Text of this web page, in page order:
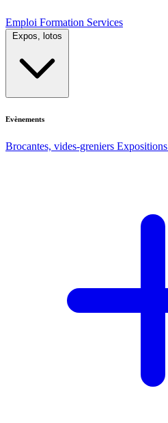
Emploi Formation Services
Expos, lotos
Evènements
Brocantes, vides-greniers Expositions